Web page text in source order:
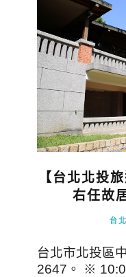
【台北北投
右任故
台
台北市北投區
2647。 ※